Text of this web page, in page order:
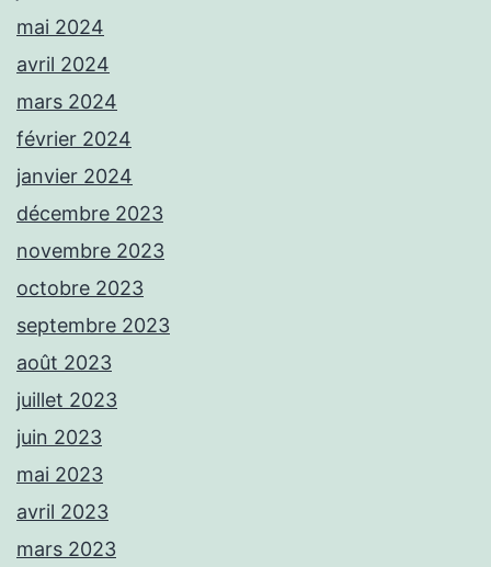
mai 2024
avril 2024
mars 2024
février 2024
janvier 2024
décembre 2023
novembre 2023
octobre 2023
septembre 2023
août 2023
juillet 2023
juin 2023
mai 2023
avril 2023
mars 2023